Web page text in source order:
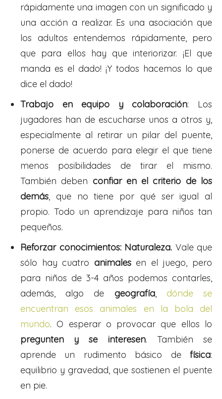
rápidamente una imagen con un significado y
una acción a realizar. Es una asociación que
los adultos entendemos rápidamente, pero
que para ellos hay que interiorizar. ¡El que
manda es el dado! ¡Y todos hacemos lo que
dice el dado!
Trabajo en equipo y colaboración: Los
jugadores han de escucharse unos a otros y,
especialmente al retirar un pilar del puente,
ponerse de acuerdo para elegir el que tiene
menos posibilidades de tirar el mismo.
También deben confiar en el criterio de los
demás, que no tiene por qué ser igual al
propio. Todo un aprendizaje para niños tan
pequeños.
Reforzar conocimientos: Naturaleza. Vale que
sólo hay cuatro animalesen el juego, pero
para niños de 3-4 años podemos contarles,
además, algo de geografía, dónde se
encuentran esos animales en la bola del
mundo. O esperar o provocar que ellos lo
pregunten y se interesen. También se
aprende un rudimento básico de física:
equilibrio y gravedad, que sostienen el puente
en pie.